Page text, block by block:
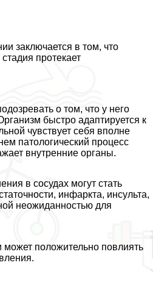
заключается в том, что
протекает
о том, что у него
быстро адаптируется к
чувствует себя вполне
патологический процесс
внутренние органы.
в сосудах могут стать
инфаркта, инсульта,
неожиданностью для
положительно повлиять